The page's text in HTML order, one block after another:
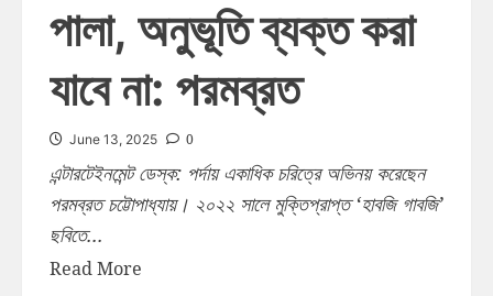
পালা, অনুভূতি ব্যক্ত করা
যাবে না: পরমব্রত
June 13, 2025 0
এন্টারটেইনমেন্ট ডেস্ক: পর্দায় একাধিক চরিত্রে অভিনয় করেছেন
পরমব্রত চট্টোপাধ্যায়। ২০২২ সালে মুক্তিপ্রাপ্ত ‘হাবজি গাবজি’
ছবিতে...
Read More